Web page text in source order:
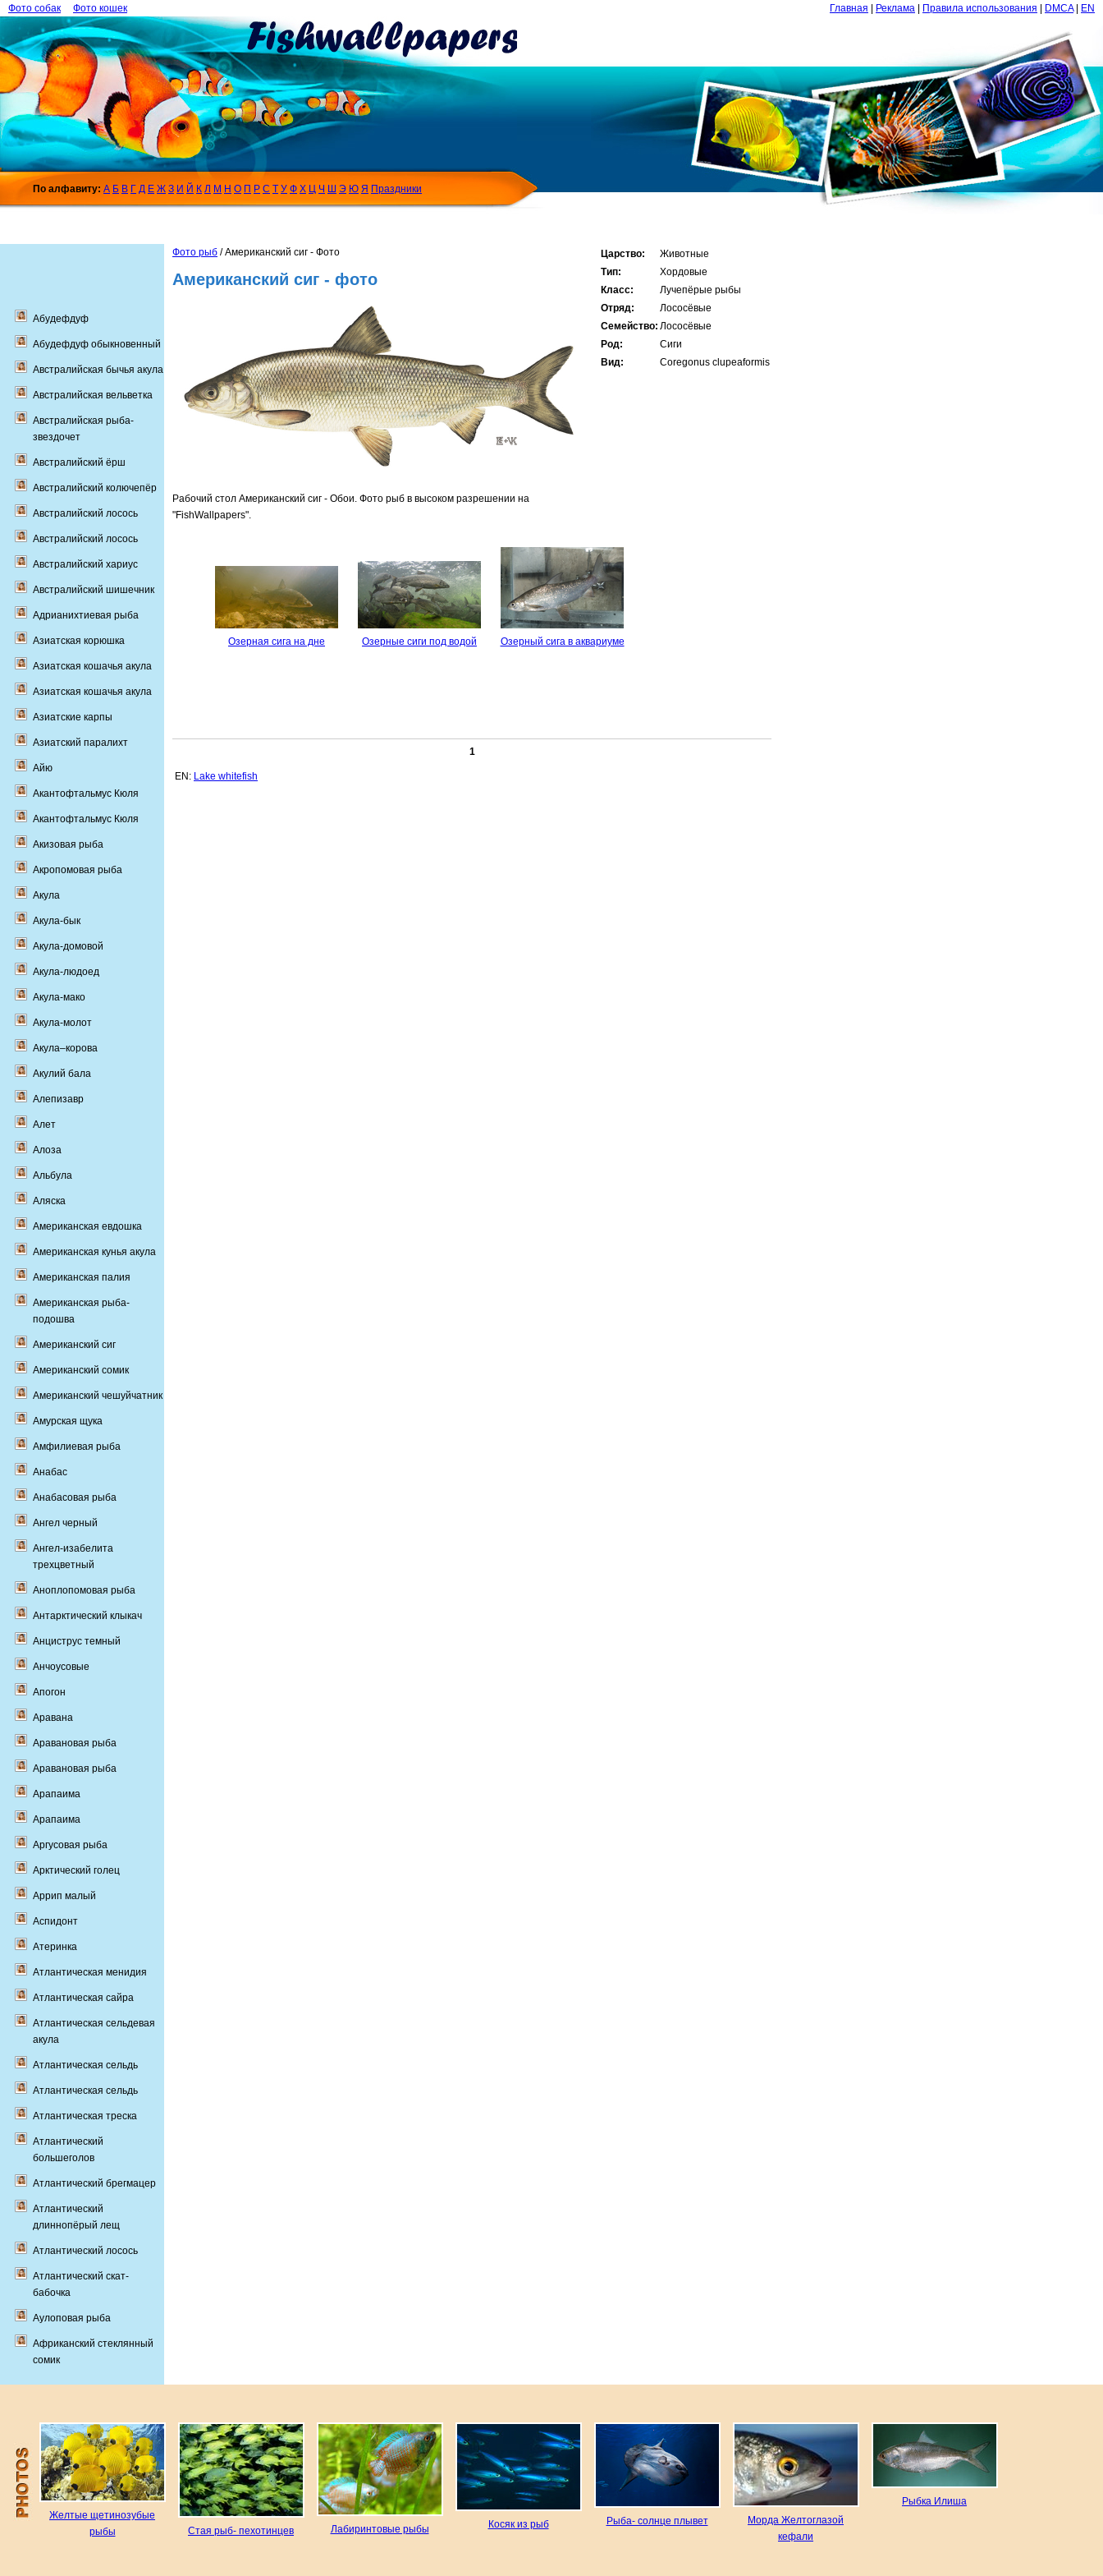
Главная Реклама Правила использования DMCA EN
Фото собак Фото кошек
По алфавиту: А Б В Г Д Е Ж З И Й К Л М Н О П Р С Т У Ф Х Ц Ч Ш Э Ю Я Праздники
Фото рыб / Американский сиг - Фото
Американский сиг - фото
Рабочий стол Американский сиг - Обои. Фото рыб в высоком разрешении на
"FishWallpapers".
Царство:
Животные
Тип:
Хордовые
Класс:
Лучепёрые рыбы
Отряд:
Лососёвые
Семейство: Лососёвые
Род:
Сиги
Вид:
Coregonus clupeaformis
Озерная сига на дне Озерные сиги под водой Озерный сига в аквариуме
1
EN: Lake whitefish
Абудефдуф
Абудефдуф обыкновенный
Австралийская бычья акула
Австралийская вельветка
Австралийская рыба-
звездочет
Австралийский ёрш
Австралийский колючепёр
Австралийский лосось
Австралийский лосось
Австралийский хариус
Австралийский шишечник
Адрианихтиевая рыба
Азиатская корюшка
Азиатская кошачья акула
Азиатская кошачья акула
Азиатские карпы
Азиатский паралихт
Айю
Акантофтальмус Кюля
Акантофтальмус Кюля
Акизовая рыба
Акропомовая рыба
Акула
Акула-бык
Акула-домовой
Акула-людоед
Акула-мако
Акула-молот
Акула–корова
Акулий бала
Алепизавр
Алет
Алоза
Альбула
Аляска
Американская евдошка
Американская кунья акула
Американская палия
Американская рыба-
подошва
Американский сиг
Американский сомик
Американский чешуйчатник
Амурская щука
Амфилиевая рыба
Анабас
Анабасовая рыба
Ангел черный
Ангел-изабелита
трехцветный
Аноплопомовая рыба
Антарктический клыкач
Анциструс темный
Анчоусовые
Апогон
Аравана
Аравановая рыба
Аравановая рыба
Арапаима
Арапаима
Аргусовая рыба
Арктический голец
Аррип малый
Аспидонт
Атеринка
Атлантическая менидия
Атлантическая сайра
Атлантическая сельдевая
акула
Атлантическая сельдь
Атлантическая сельдь
Атлантическая треска
Атлантический
большеголов
Атлантический брегмацер
Атлантический
длиннопёрый лещ
Атлантический лосось
Атлантический скат-
бабочка
Аулоповая рыба
Африканский стеклянный
сомик
Желтые щетинозубые
рыбы
Стая рыб- пехотинцев Лабиринтовые рыбы Косяк из рыб Рыба- солнце плывет
Морда Желтоглазой
кефали
Рыбка Илиша